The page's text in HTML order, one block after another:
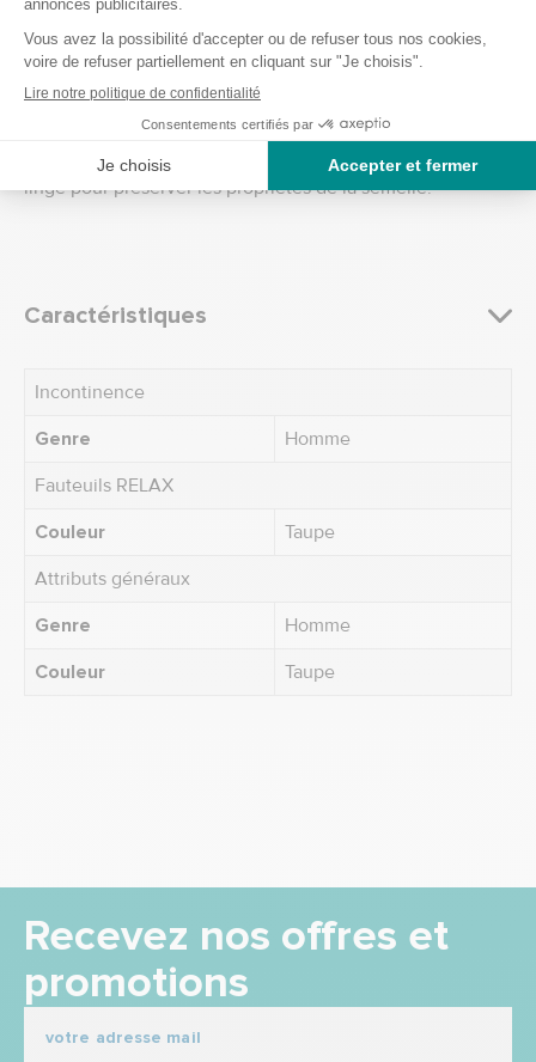
Caractéristiques
Incontinence
Genre
Homme
Fauteuils RELAX
Couleur
Taupe
Attributs généraux
Genre
Homme
Couleur
Taupe
Skechers
Les Skechers Delson taillent généralement normalement.
Nous vous recommandons de prendre votre pointure
habituelle. Pour conserver l'éclat de la maille, n'hésitez
pas à utiliser un cycle de lavage doux et à éviter le sèche-
linge pour préserver les propriétés de la semelle.
Recevez nos offres et
promotions